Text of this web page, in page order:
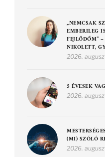
„NEMCSAK
EMBERILEG
FEJLŐDŐM”
NIKOLETT,
2026.
5 ÉVESEK
2026.
(MI) SZÓLÓ
2026.